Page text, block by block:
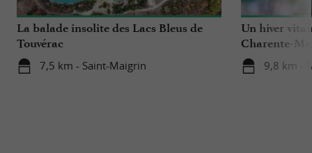
La balade insolite des Lacs Bleus de
Touvérac
7,5 km - Saint-Maigrin
Un hiver
Charente-
9,8 km -